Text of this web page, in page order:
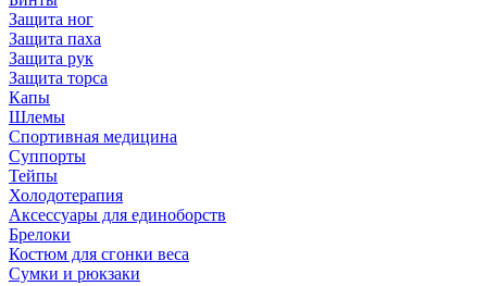
Защита ног
Защита паха
Защита рук
Защита торса
Капы
Шлемы
Спортивная медицина
Суппорты
Тейпы
Холодотерапия
Аксессуары для единоборств
Брелоки
Костюм для сгонки веса
Сумки и рюкзаки